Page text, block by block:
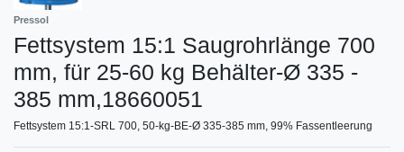
Pressol
Fettsystem 15:1 Saugrohrlänge 700
mm, für 25-60 kg Behälter-Ø 335 -
385 mm,18660051
Fettsystem 15:1-SRL 700, 50-kg-BE-Ø 335-385 mm, 99% Fassentleerung